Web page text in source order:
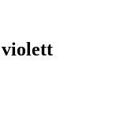
violett